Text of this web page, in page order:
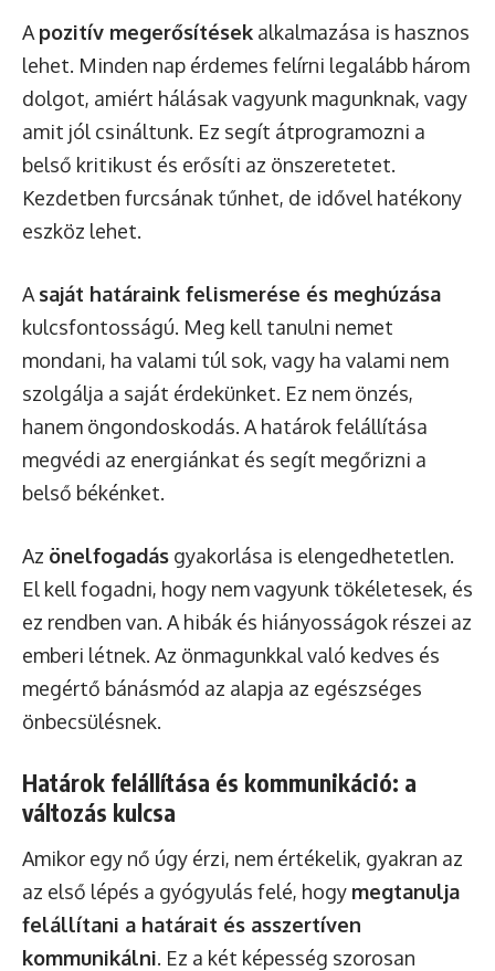
A pozitív megerősítések alkalmazása is hasznos
lehet. Minden nap érdemes felírni legalább három
dolgot, amiért hálásak vagyunk magunknak, vagy
amit jól csináltunk. Ez segít átprogramozni a
belső kritikust és erősíti az önszeretetet.
Kezdetben furcsának tűnhet, de idővel hatékony
eszköz lehet.
A saját határaink felismerése és meghúzása
kulcsfontosságú. Meg kell tanulni nemet
mondani, ha valami túl sok, vagy ha valami nem
szolgálja a saját érdekünket. Ez nem önzés,
hanem öngondoskodás. A határok felállítása
megvédi az energiánkat és segít megőrizni a
belső békénket.
Az önelfogadás gyakorlása is elengedhetetlen.
El kell fogadni, hogy nem vagyunk tökéletesek, és
ez rendben van. A hibák és hiányosságok részei az
emberi létnek. Az önmagunkkal való kedves és
megértő bánásmód az alapja az egészséges
önbecsülésnek.
Határok felállítása és kommunikáció: a
változás kulcsa
Amikor egy nő úgy érzi, nem értékelik, gyakran az
az első lépés a gyógyulás felé, hogy megtanulja
felállítani a határait és asszertíven
kommunikálni. Ez a két képesség szorosan